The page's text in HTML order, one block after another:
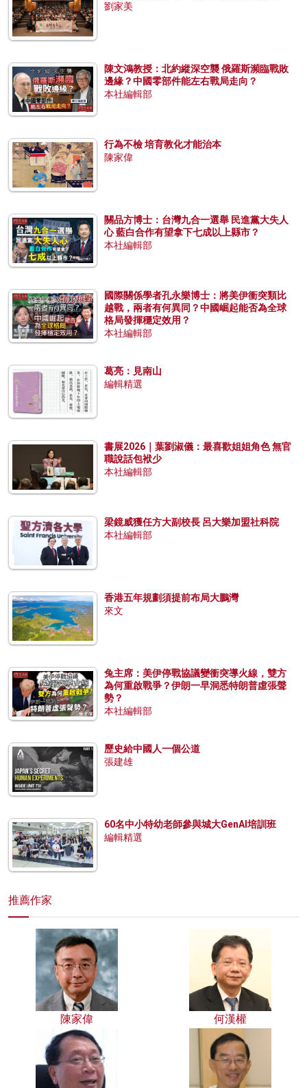
劉家美
陳文鴻教授：北約縱深空襲 俄羅斯瀕臨戰敗
邊緣？中國零部件能左右戰局走向？
本社編輯部
行為不檢 培育教化才能治本
陳家偉
關品方博士：台灣九合一選舉 民進黨大失人
心 藍白合作有望拿下七成以上縣市？
本社編輯部
國際關係學者孔永樂博士：將美伊衝突類比
越戰，兩者有何異同？中國崛起能否為全球
格局發揮穩定效用？
本社編輯部
葛亮：見南山
編輯精選
書展2026｜葉劉淑儀：最喜歡姐姐角色 無官
職說話包袱少
本社編輯部
梁鏡威獲任方大副校長 呂大樂加盟社科院
本社編輯部
香港五年規劃須提前布局大鵬灣
來文
兔主席：美伊停戰協議變衝突導火線，雙方
為何重啟戰爭？伊朗一早洞悉特朗普虛張聲
勢？
本社編輯部
歷史給中國人一個公道
張建雄
60名中小特幼老師參與城大GenAI培訓班
編輯精選
推薦作家
陳家偉 何漢權